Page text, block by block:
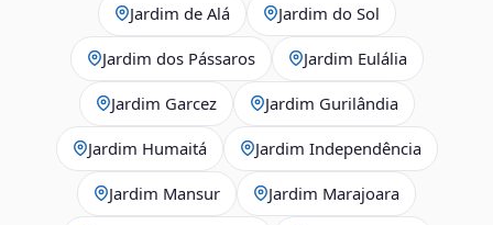
Jardim de Alá Jardim do Sol
Jardim dos Pássaros Jardim Eulália
Jardim Garcez Jardim Gurilândia
Jardim Humaitá Jardim Independência
Jardim Mansur Jardim Marajoara